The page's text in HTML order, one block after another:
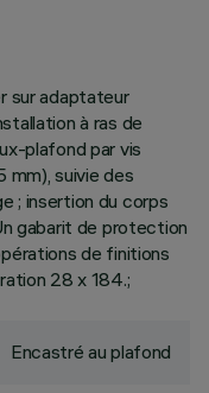
sur adaptateur
à ras de
plafond par vis
mm), suivie des
; insertion du corps
gabarit de protection
de finitions
28 x 184.;
Encastré au plafond